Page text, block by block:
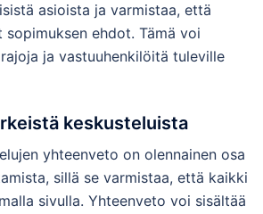
asioista ja varmistaa, että
ehdot. Tämä voi
ja vastuuhenkilöitä tuleville
keskusteluista
yhteenveto on olennainen osa
sillä se varmistaa, että kaikki
sivulla. Yhteenveto voi sisältää